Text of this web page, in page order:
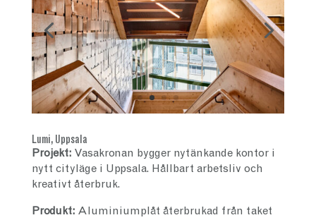
Lumi, Uppsala
Projekt: Vasakronan bygger nytänkande kontor i
nytt cityläge i Uppsala. Hållbart arbetsliv och
kreativt återbruk.
Produkt:Aluminiumplåt återbrukad från taket